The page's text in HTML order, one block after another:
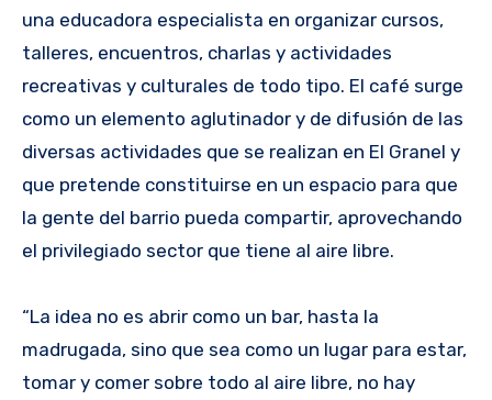
una educadora especialista en organizar cursos,
talleres, encuentros, charlas y actividades
recreativas y culturales de todo tipo. El café surge
como un elemento aglutinador y de difusión de las
diversas actividades que se realizan en El Granel y
que pretende constituirse en un espacio para que
la gente del barrio pueda compartir, aprovechando
el privilegiado sector que tiene al aire libre.
“La idea no es abrir como un bar, hasta la
madrugada, sino que sea como un lugar para estar,
tomar y comer sobre todo al aire libre, no hay